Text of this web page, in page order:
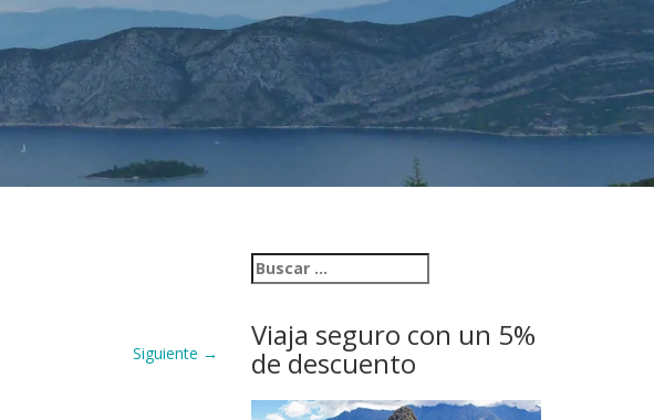
Siguiente →
Viaja seguro con un 5%
de descuento